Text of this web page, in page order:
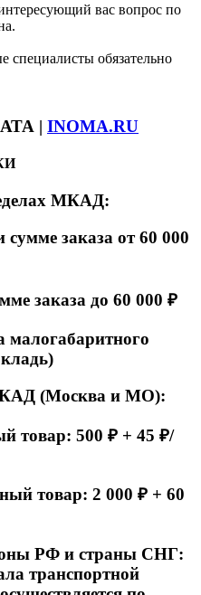
вас вопрос по
обязательно
| INOMA.RU
МКАД:
сумме заказа от 60 000
заказа до 60 000 ₽
малогабаритного
(Москва и МО):
товар: 500 ₽ + 45 ₽/
товар: 2 000 ₽ + 60
РФ и страны СНГ:
транспортной